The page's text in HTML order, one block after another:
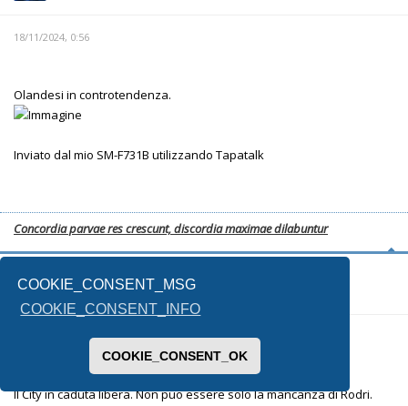
COOKIE_CONSENT_MSG
COOKIE_CONSENT_INFO
COOKIE_CONSENT_OK
18/11/2024, 0:56
Olandesi in controtendenza.
Inviato dal mio SM-F731B utilizzando Tapatalk
Concordia parvae res crescunt, discordia maximae dilabuntur
g aguilera
23/11/2024, 22:05
Il City in caduta libera. Non puo essere solo la mancanza di Rodri.